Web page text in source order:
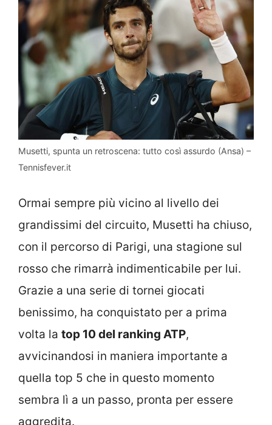
Musetti, spunta un retroscena: tutto così assurdo (Ansa) –
Tennisfever.it
Ormai sempre più vicino al livello dei
grandissimi del circuito, Musetti ha chiuso,
con il percorso di Parigi, una stagione sul
rosso che rimarrà indimenticabile per lui.
Grazie a una serie di tornei giocati
benissimo, ha conquistato per a prima
volta la top 10 del ranking ATP,
avvicinandosi in maniera importante a
quella top 5 che in questo momento
sembra lì a un passo, pronta per essere
aggredita.